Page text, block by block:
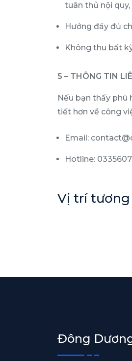
tuân thủ nội
Hưởng đầy đủ
Không thu bất
5 – THÔNG TIN
Nếu bạn thấy phù
tiết hơn về công
Email:
Hotline:
Vị trí
Đông